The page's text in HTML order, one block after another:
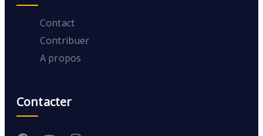
Contact
Contribuer
A propos
Contacter